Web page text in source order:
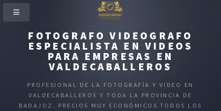
FOTOGRAFO VIDEOGRAFO
ESPECIALISTA EN VIDEOS
PARA EMPRESAS EN
VALDECABALLEROS
PROFESIONAL DE LA FOTOGRAFÍA Y VIDEO EN
VALDECABALLEROS Y TODA LA PROVINCIA DE
BADAJOZ. PRECIOS MUY ECONÓMICOS.TODOS LOS